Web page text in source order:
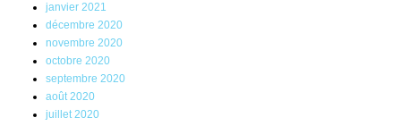
janvier 2021
décembre 2020
novembre 2020
octobre 2020
septembre 2020
août 2020
juillet 2020